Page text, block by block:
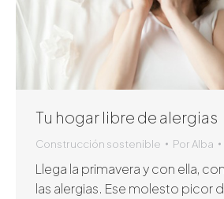
Tu hogar libre de alergias
Construcción sostenible PorAlba
Llega la primavera y con ella,
las alergias. Ese molesto picor